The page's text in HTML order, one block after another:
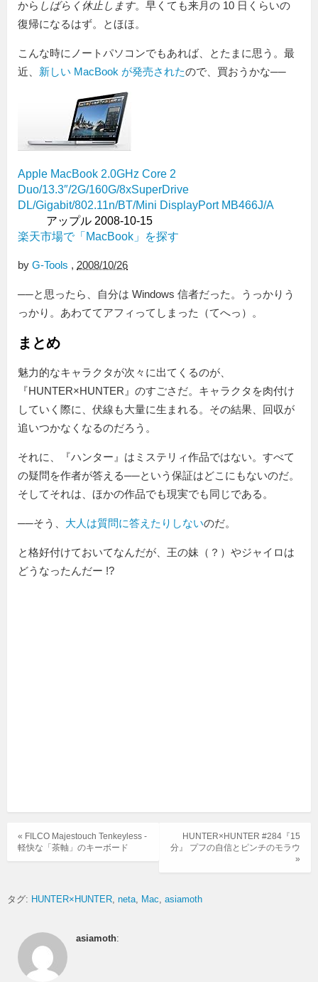
から しばらく休止します。早くても来月の 10 日くらいの
復帰になるはず。とほほ。
こんな時にノートパソコンでもあれば、とたまに思う。最
近、 新しい MacBook が発売されたので、買おうかな──
Apple MacBook 2.0GHz Core 2
Duo/13.3″/2G/160G/8xSuperDrive
DL/Gigabit/802.11n/BT/Mini DisplayPort MB466J/A
アップル 2008-10-15
楽天市場で「MacBook」を探す
by G-Tools , 2008/10/26
──と思ったら、自分は Windows 信者だった。うっかりう
っかり。あわててアフィってしまった（てへっ）。
まとめ
魅力的なキャラクタが次々に出てくるのが、
『HUNTER×HUNTER』のすごさだ。キャラクタを肉付け
していく際に、伏線も大量に生まれる。その結果、回収が
追いつかなくなるのだろう。
それに、『ハンター』はミステリィ作品ではない。すべて
の疑問を作者が答える──という保証はどこにもないのだ。
そしてそれは、ほかの作品でも現実でも同じである。
──そう、 大人は質問に答えたりしないのだ。
と格好付けておいてなんだが、王の妹（？）やジャイロは
どうなったんだー !?
HUNTER×HUNTER #284『15
分』 プフの自信とピンチのモラウ
»
« FILCO Majestouch Tenkeyless -
軽快な「茶軸」のキーボード
タグ: HUNTER×HUNTER neta Mac asiamoth
asiamoth: